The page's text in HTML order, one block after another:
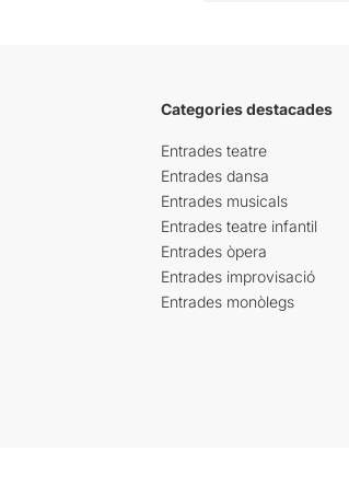
Categories destacades
Entrades teatre
Entrades dansa
Entrades musicals
Entrades teatre infantil
Entrades òpera
Entrades improvisació
Entrades monòlegs